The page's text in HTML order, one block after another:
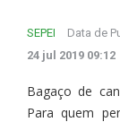
SEPEI Data de
24 jul 2019 09:12
Bagaço de
Para quem